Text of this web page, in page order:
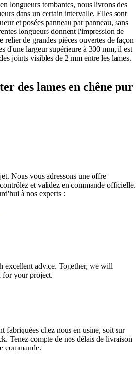
longueurs tombantes, nous livrons des
dans un certain intervalle. Elles sont
et posées panneau par panneau, sans
longueurs donnent l'impression de
relier de grandes pièces ouvertes de façon
d'une largeur supérieure à 300 mm, il est
joints visibles de 2 mm entre les lames.
des lames en chêne pur
Nous vous adressons une offre
et validez en commande officielle.
à nos experts :
excellent advice. Together, we will
for your project.
fabriquées chez nous en usine, soit sur
Tenez compte de nos délais de livraison
commande.